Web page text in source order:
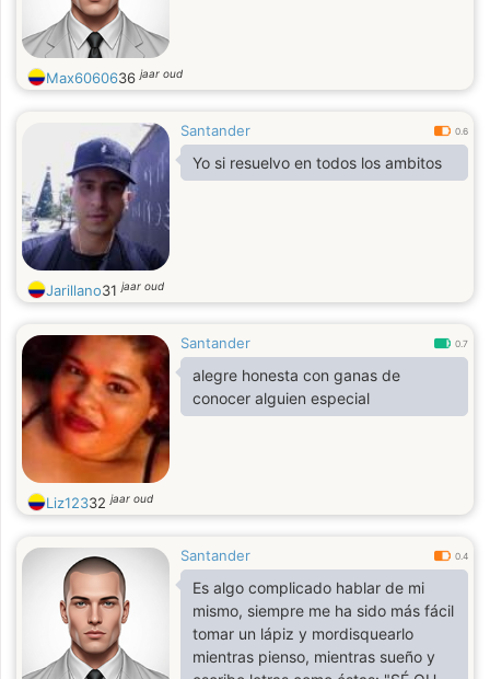
Max6060636jaar oud
Santander 0.6
Yo si resuelvo en todos los ambitos
Jarillano31jaar oud
Santander 0.7
alegre honesta con ganas de
conocer alguien especial
Liz12332jaar oud
Santander 0.4
Es algo complicado hablar de mi
mismo, siempre me ha sido más fácil
tomar un lápiz y mordisquearlo
mientras pienso, mientras sueño y